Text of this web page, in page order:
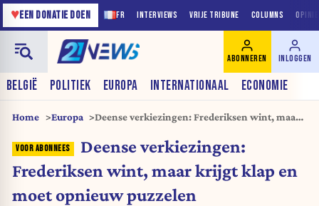
FR INTERVIEWS VRIJE TRIBUNE COLUMNS
♥EEN DONATIE DOEN
BELGIË POLITIEK EUROPA INTERNATIONAAL ECONOMIE
ABONNEREN INLOGGEN
Home Europa
Deense verkiezingen: Frederiksen wint, maar
Deense verkiezingen:
Frederiksen wint, maar krijgt klap en
moet opnieuw puzzelen